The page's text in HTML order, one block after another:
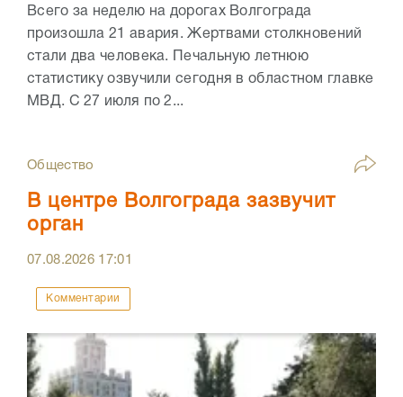
Всего за неделю на дорогах Волгограда
произошла 21 авария. Жертвами столкновений
стали два человека. Печальную летнюю
статистику озвучили сегодня в областном главке
МВД. С 27 июля по 2...
Общество
В центре Волгограда зазвучит
орган
07.08.2026 17:01
Комментарии